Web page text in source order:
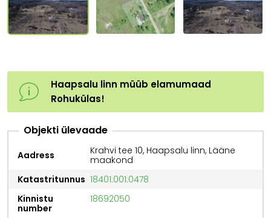
Haapsalu linn müüb elamumaad
Rohukülas!
Objekti ülevaade
Aadress
Krahvi tee 10, Haapsalu linn, Lääne
maakond
Katastritunnus 18401:001:0478
Kinnistu
number
18692050